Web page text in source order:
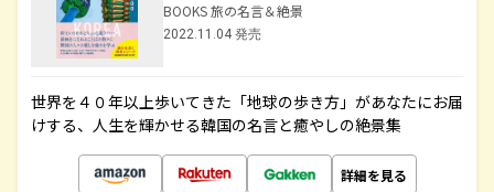
BOOKS 旅の名言＆絶景
2022.11.04 発売
世界を４０年以上歩いてきた「地球の歩き方」があなたにお届
けする、人生を輝かせる韓国の名言と癒やしの絶景集
詳細を見る